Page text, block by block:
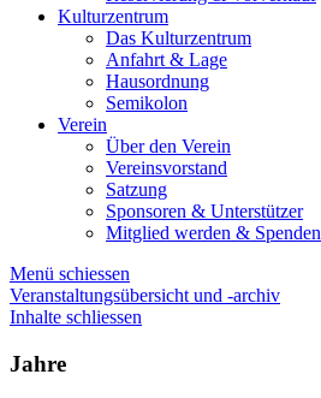
Kulturzentrum
Das Kulturzentrum
Anfahrt & Lage
Hausordnung
Semikolon
Verein
Über den Verein
Vereinsvorstand
Satzung
Sponsoren & Unterstützer
Mitglied werden & Spenden
Menü schiessen
Veranstaltungsübersicht und -archiv
Inhalte schliessen
Jahre